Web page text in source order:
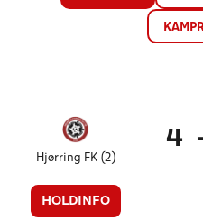
Hjørring FK (2)
HOLDINFO
4